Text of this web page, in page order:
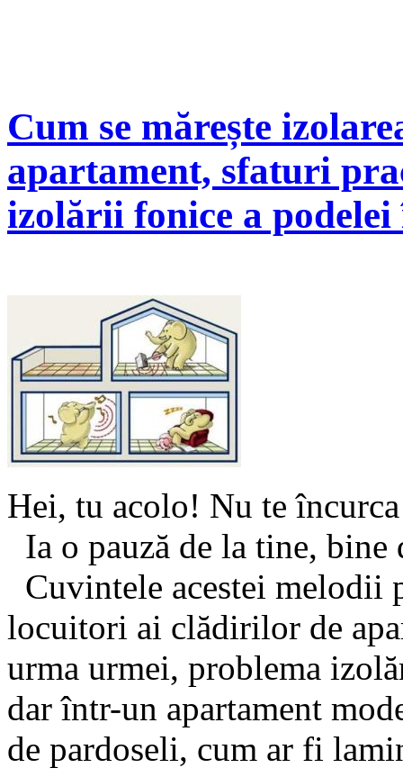
Cum se mărește
apartament, sfaturi
izolării fonice a
Hei, tu acolo! Nu te
Ia o pauză de la tine, bine
Cuvintele acestei melodii
locuitori ai clădirilor de
urma urmei, problema
dar într-un apartament
de pardoseli, cum ar fi